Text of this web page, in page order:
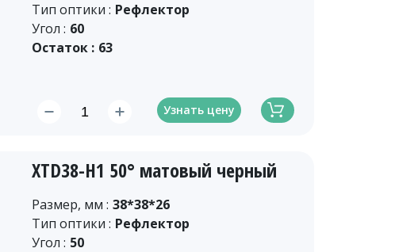
Тип оптики : Рефлектор
Угол : 60
Остаток : 63
Узнать цену
XTD38-H1 50° матовый черный
Размер, мм : 38*38*26
Тип оптики : Рефлектор
Угол : 50